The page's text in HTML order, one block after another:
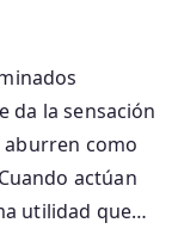
da la sensación
aburren como
actúan
utilidad que…